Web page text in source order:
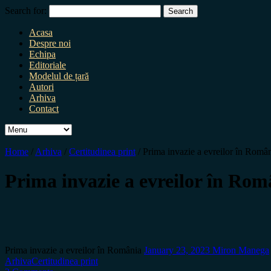
Search for:
Acasa
Despre noi
Echipa
Editoriale
Modelul de țară
Autori
Arhiva
Contact
Home / Arhiva / Certitudinea print / Prima invazie a evreilor în
Prima invazie a evreilor în
Prima invazie a evreilor în România January 23, 2023 Miron Manega
ArhivaCertitudinea print